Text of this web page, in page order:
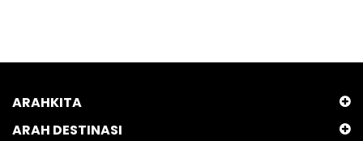
ARAHKITA
ARAH DESTINASI